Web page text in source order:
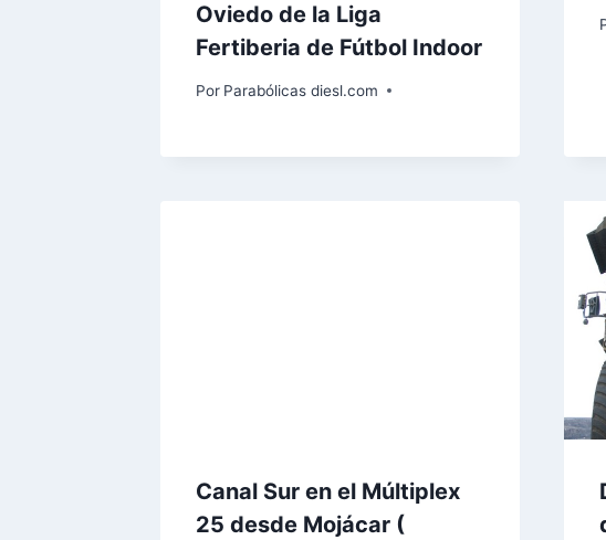
Oviedo de la Liga
Fertiberia de Fútbol Indoor
Por Parabólicas diesl.com
Canal Sur en el Múltiplex
25 desde Mojácar (